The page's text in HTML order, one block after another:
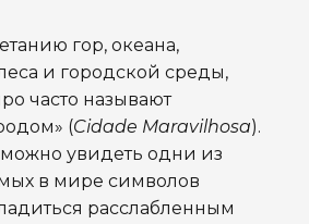
гор, океана,
и городской среды,
часто называют
(Cidade Maravilhosa).
увидеть одни из
в мире символов
расслабленным